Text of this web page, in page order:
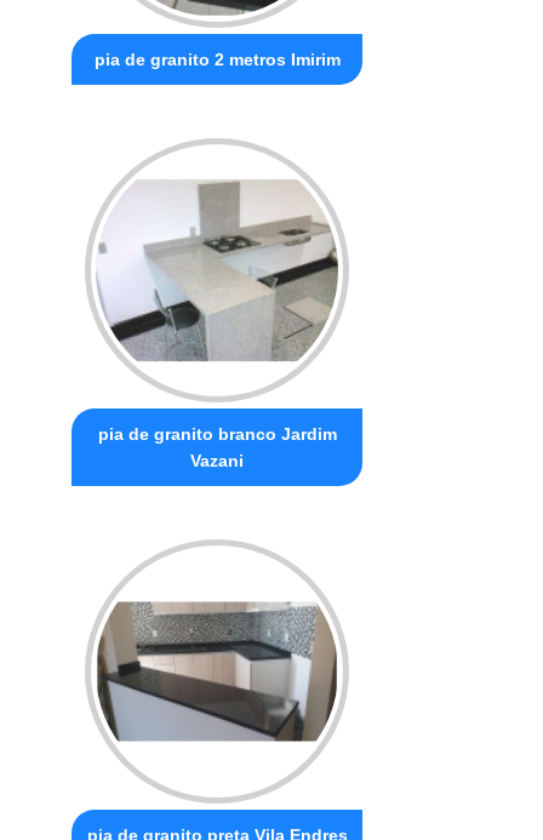
pia de granito 2 metros Imirim
pia de granito branco Jardim
Vazani
pia de granito preta Vila Endres